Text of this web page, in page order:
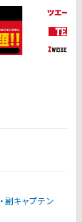
副キャプテン